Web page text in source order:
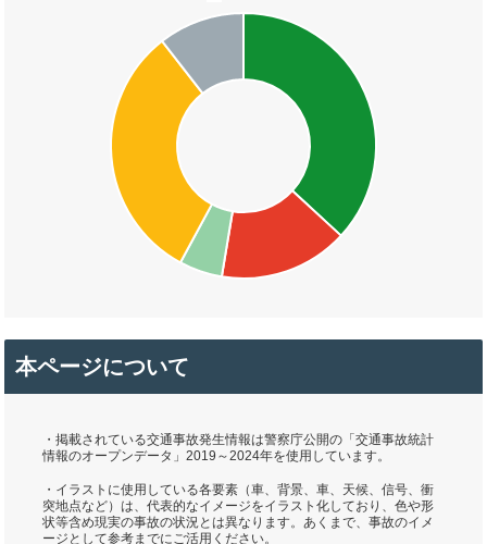
本ページについて
・掲載されている交通事故発生情報は警察庁公開の「交通事故統計
情報のオープンデータ」2019～2024年を使用しています。
・イラストに使用している各要素（車、背景、車、天候、信号、衝
突地点など）は、代表的なイメージをイラスト化しており、色や形
状等含め現実の事故の状況とは異なります。あくまで、事故のイメ
ージとして参考までにご活用ください。